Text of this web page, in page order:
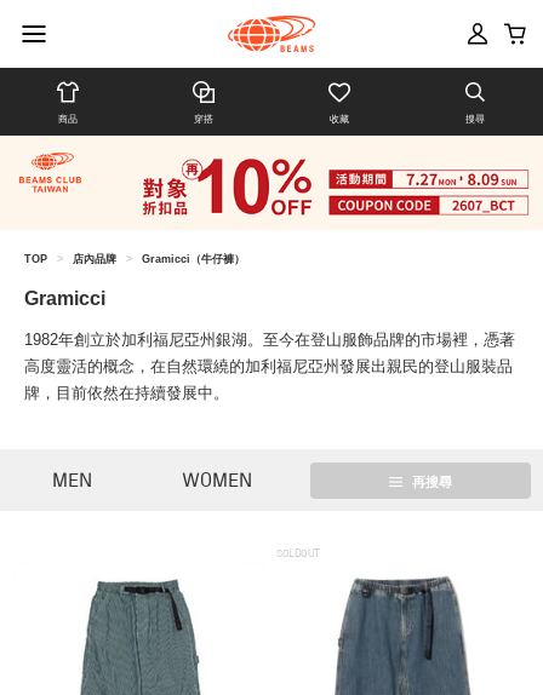
商品 穿搭 收藏 搜尋
TOP > 店內品牌 > Gramicci（牛仔褲）
Gramicci
1982年創立於加利福尼亞州銀湖。至今在登山服飾品牌的市場裡，憑著
高度靈活的概念，在自然環繞的加利福尼亞州發展出親民的登山服裝品
牌，目前依然在持續發展中。
MEN WOMEN 再搜尋
SOLDOUT